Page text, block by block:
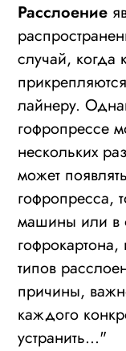
Расслоение
случай, когда
лайнеру.
гофропрессе
нескольких
может
гофропресса,
машины или в
типов
причины,
каждого
устранить..."